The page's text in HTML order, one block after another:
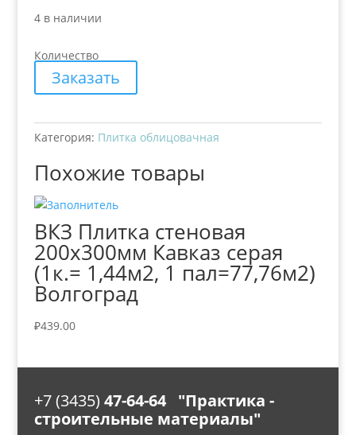
4 в наличии
Количество
Заказать
Категория: Плитка облицовачная
Похожие товары
ВКЗ Плитка стеновая
200х300мм Кавказ серая
(1к.= 1,44м2, 1 пал=77,76м2)
Волгоград
₽439.00
+7 (3435) 47-64-64 "Практика -
строительные материалы"